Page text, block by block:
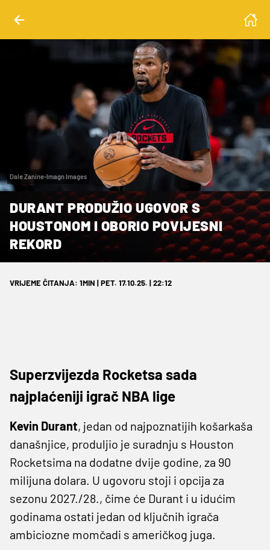
Dale Zanine-Imagn Images
DURANT PRODUŽIO UGOVOR S
HOUSTONOM I OBORIO POVIJESNI
REKORD
VRIJEME ČITANJA: 1MIN | PET. 17.10.25. | 22:12
Superzvijezda Rocketsa sada
najplaćeniji igrač NBA lige
Kevin Durant, jedan od najpoznatijih košarkaša
današnjice, produljio je suradnju s Houston
Rocketsima na dodatne dvije godine, za 90
milijuna dolara. U ugovoru stoji i opcija za
sezonu 2027./28., čime će Durant i u idućim
godinama ostati jedan od ključnih igrača
ambiciozne momčadi s američkog juga.​